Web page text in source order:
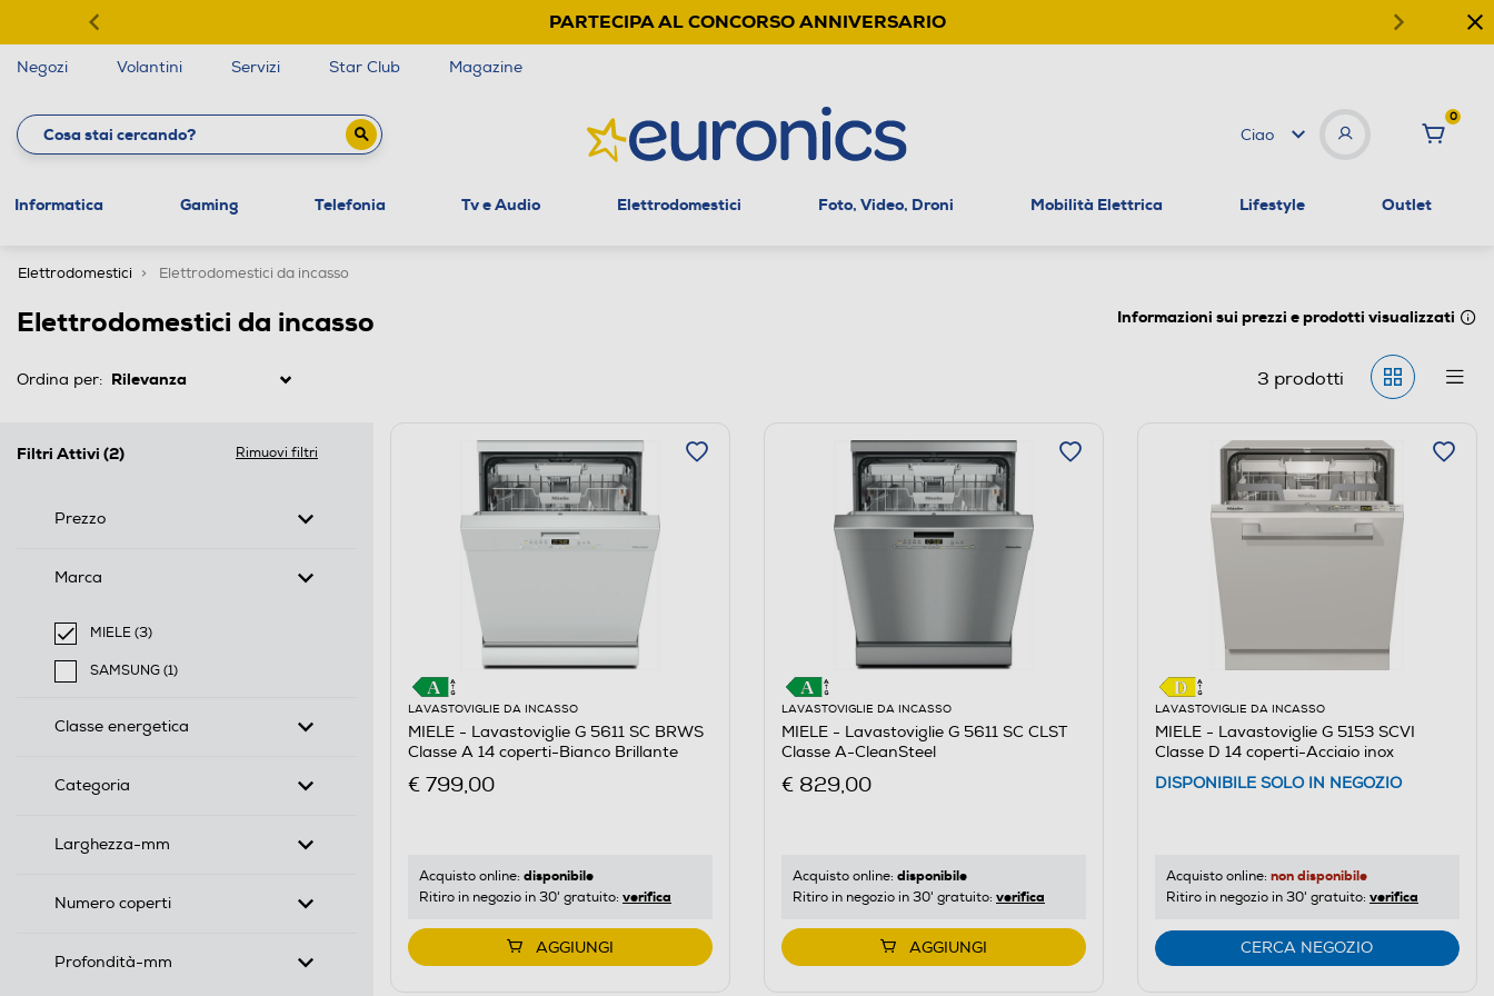
PARTECIPA AL CONCORSO ANNIVERSARIO
Negozi Volantini Servizi Star Club Magazine
Ciao
0
Informatica Gaming Telefonia Tv e Audio Elettrodomestici Foto, Video, Droni Mobilità Elettrica Lifestyle Outlet
Elettrodomestici Elettrodomestici da incasso
Elettrodomestici da incasso Informazioni sui prezzi e prodotti visualizzati
Ordina per: 3 prodotti
Filtri Attivi (2) Rimuovi filtri
Prezzo
Marca
MIELE (3)
selected Filtro applicato per Marca: MIELE
SAMSUNG (1)
Classe energetica
Categoria
Larghezza-mm
Numero coperti
Profondità-mm
LAVASTOVIGLIE DA INCASSO
MIELE - Lavastoviglie G 5611 SC BRWS
Classe A 14 coperti-Bianco Brillante
€ 799,00
Acquisto online: disponibile
Ritiro in negozio in 30' gratuito: verifica
AGGIUNGI
LAVASTOVIGLIE DA INCASSO
MIELE - Lavastoviglie G 5611 SC CLST
Classe A-CleanSteel
€ 829,00
Acquisto online: disponibile
Ritiro in negozio in 30' gratuito: verifica
AGGIUNGI
LAVASTOVIGLIE DA INCASSO
MIELE - Lavastoviglie G 5153 SCVI
Classe D 14 coperti-Acciaio inox
DISPONIBILE SOLO IN NEGOZIO
Acquisto online: non disponibile
Ritiro in negozio in 30' gratuito: verifica
CERCA NEGOZIO